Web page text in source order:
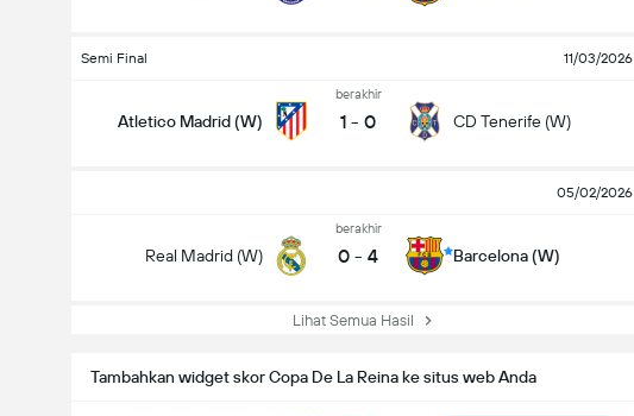
Semi Final 11/03/2026
Atletico Madrid (W)
berakhir
1 - 0 CD Tenerife (W)
05/02/2026
Real Madrid (W)
berakhir
0 - 4 Barcelona (W)
Lihat Semua Hasil
Tambahkan widget skor Copa De La Reina ke situs web Anda